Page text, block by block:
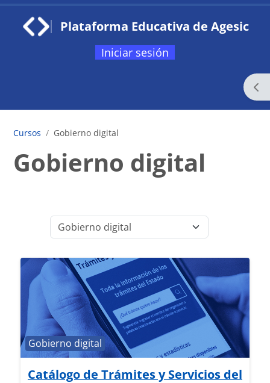
Plataforma Educativa de Agesic
Iniciar sesión
Cursos Gobierno digital
Gobierno digital
Categorías
Submit
Catálogo de Trámites y Servicios del
Categoría de cursos
Gobierno digital